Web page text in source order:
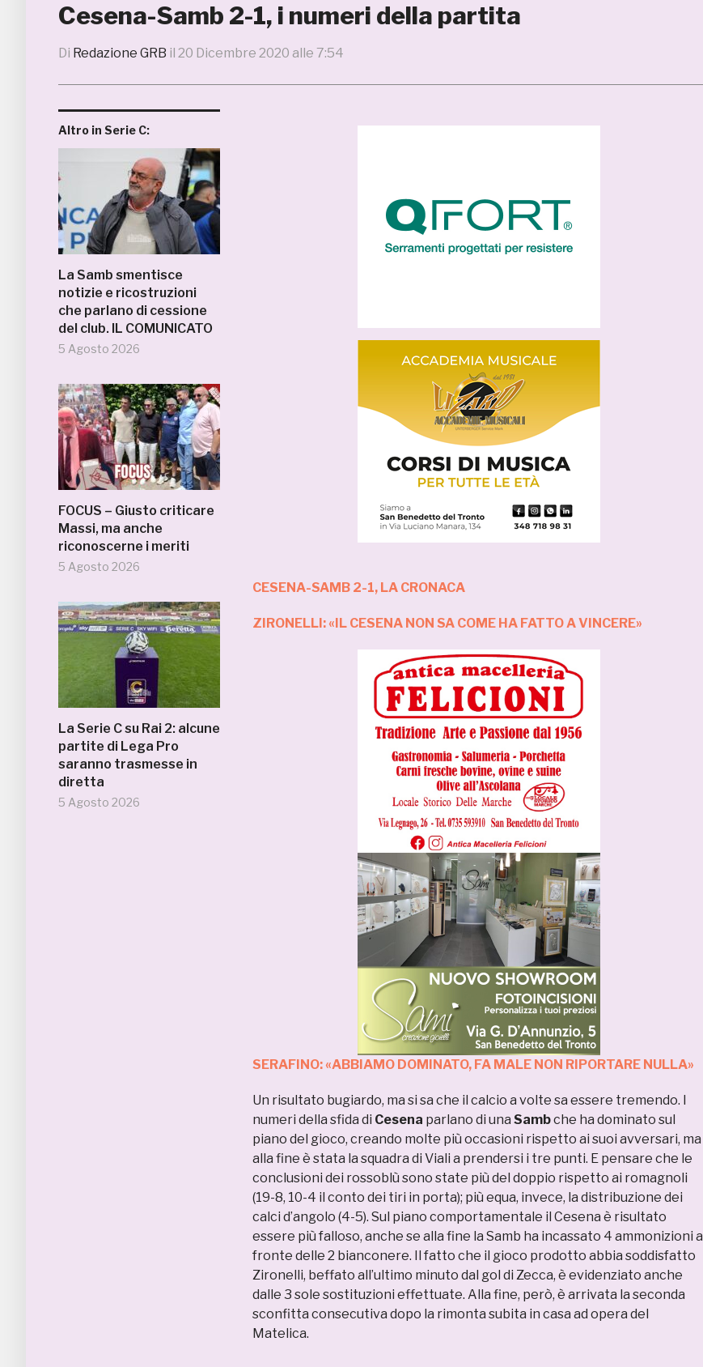
Cesena-Samb 2-1, i numeri della partita
Di Redazione GRB il 20 Dicembre 2020 alle 7:54
Altro in Serie C:
La Samb smentisce
notizie e ricostruzioni
che parlano di cessione
del club. IL COMUNICATO
5 Agosto 2026
FOCUS – Giusto criticare
Massi, ma anche
riconoscerne i meriti
5 Agosto 2026
La Serie C su Rai 2: alcune
partite di Lega Pro
saranno trasmesse in
diretta
5 Agosto 2026
CESENA-SAMB 2-1, LA CRONACA
ZIRONELLI: «IL CESENA NON SA COME HA FATTO A VINCERE»
SERAFINO: «ABBIAMO DOMINATO, FA MALE NON RIPORTARE NULLA»
Un risultato bugiardo, ma si sa che il calcio a volte sa essere tremendo. I
numeri della sfida di Cesena parlano di una Sambche ha dominato sul
piano del gioco, creando molte più occasioni rispetto ai suoi avversari, ma
alla fine è stata la squadra di Viali a prendersi i tre punti. E pensare che le
conclusioni dei rossoblù sono state più del doppio rispetto ai romagnoli
(19-8, 10-4 il conto dei tiri in porta); più equa, invece, la distribuzione dei
calci d’angolo (4-5). Sul piano comportamentale il Cesena è risultato
essere più falloso, anche se alla fine la Samb ha incassato 4 ammonizioni a
fronte delle 2 bianconere. Il fatto che il gioco prodotto abbia soddisfatto
Zironelli, beffato all’ultimo minuto dal gol di Zecca, è evidenziato anche
dalle 3 sole sostituzioni effettuate. Alla fine, però, è arrivata la seconda
sconfitta consecutiva dopo la rimonta subita in casa ad opera del
Matelica.